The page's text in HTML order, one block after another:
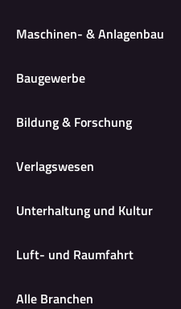
Maschinen- & Anlagenbau
Baugewerbe
Bildung & Forschung
Verlagswesen
Unterhaltung und Kultur
Luft- und Raumfahrt
Alle Branchen